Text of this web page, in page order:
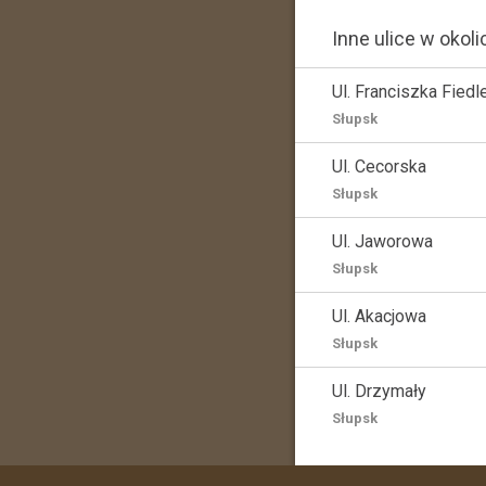
Inne ulice w
Ul. Franciszka
Słupsk
Ul. Cecorska
Słupsk
Ul. Jaworowa
Słupsk
Ul. Akacjowa
Słupsk
Ul. Drzymały
Słupsk